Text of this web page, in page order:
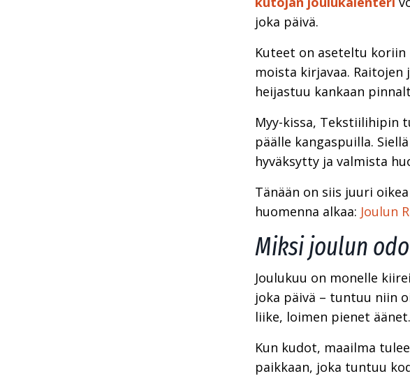
joka päivä.
Kuteet on aseteltu koriin
moista kirjavaa.
heijastuu kankaan
Myy-kissa, Tekstiilihipin
päälle kangaspuilla.
hyväksytty ja valmista
Tänään on siis juuri
huomenna alkaa: Joulun
Miksi joulun
Joulukuu on monelle
joka päivä – tuntuu niin
liike, loimen pienet äänet.
Kun kudot, maailma
paikkaan, joka tuntuu